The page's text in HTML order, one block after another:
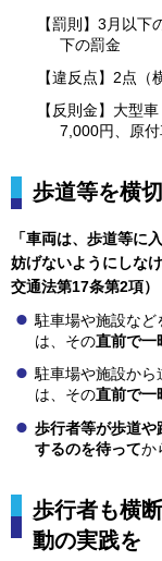
【罰則】3月以
下の罰金
【違反点】2点（
【反則金】大型
7,000円、原
歩道等を横
「車両は、歩道等に
妨げないようにしな
交通法第17条第2項）
駐車場や施設など
は、その直前で一
駐車場や施設から
は、その直前で一
歩行者等が歩道や
するのを待ってか
歩行者も横
動の実践を